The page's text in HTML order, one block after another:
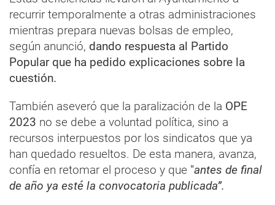
recurrir temporalmente a otras administraciones
mientras prepara nuevas bolsas de empleo,
según anunció, dando respuesta al Partido
Popular que ha pedido explicaciones sobre la
cuestión.
También aseveró que la paralización de la OPE
2023 no se debe a voluntad política, sino a
recursos interpuestos por los sindicatos que ya
han quedado resueltos. De esta manera, avanza,
confía en retomar el proceso y que "antes de final
de año ya esté la convocatoria publicada”.